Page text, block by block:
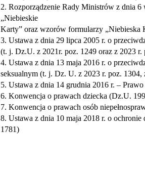
2. Rozporządzenie Rady Ministrów z dnia
„Niebieskie
Karty” oraz wzorów formularzy „Niebieska
3. Ustawa z dnia 29 lipca 2005 r. o
(t. j. Dz.U. z 2021r. poz. 1249 oraz z 2023 r.
4. Ustawa z dnia 13 maja 2016 r. o
seksualnym (t. j. Dz. U. z 2023 r. poz. 1304,
5. Ustawa z dnia 14 grudnia 2016 r. –
6. Konwencja o prawach dziecka (Dz.U.
7. Konwencja o prawach osób
8. Ustawa z dnia 10 maja 2018 r. o
1781)